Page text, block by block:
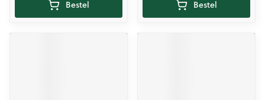
Bestel Bestel